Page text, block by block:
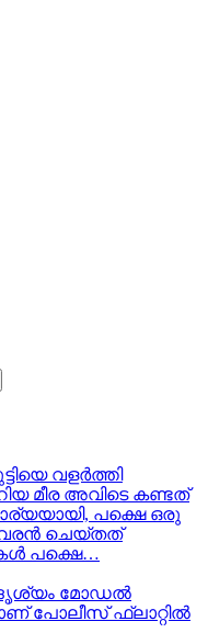
വളർത്തി
മീര അവിടെ കണ്ടത്
പക്ഷെ ഒരു
ചെയ്തത്
പക്ഷെ…
ദൃശ്യം മോഡല്‍
പോലീസ് ഫ്ലാറ്റിൽ